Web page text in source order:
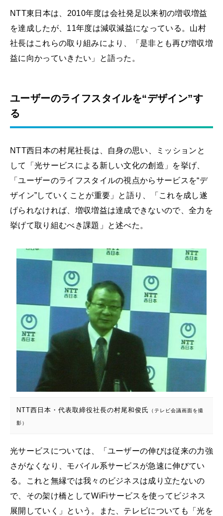
NTT東日本は、2010年度は会社発足以来初の増収増益
を達成したが、11年度は減収減益になっている。山村
社長はこれらの取り組みにより、「是非とも再び増収増
益に向かっていきたい」と語った。
ユーザーのライフスタイルを“デザイン”す
る
NTT西日本の村尾社長は、自身の思い、ミッションと
して「光サービスによる新しい文化の創造」を挙げ、
「ユーザーのライフスタイルの視点からサービスを“デ
ザイン”していくことが重要」と語り、「これを成し遂
げられなければ、増収増益は達成できないので、全力を
挙げて取り組むべき課題」と述べた。
NTT西日本・代表取締役社長の村尾和俊氏 （テレビ会議画面を撮
影）
光サービスについては、「ユーザーの伸びは従来の力強
さがなくなり、モバイル系サービスが急速に伸びてい
る。これと無縁では我々のビジネスは成り立たないの
で、その架け橋としてWiFiサービスを使ってビジネス
展開していく」という。また、テレビについても「光を